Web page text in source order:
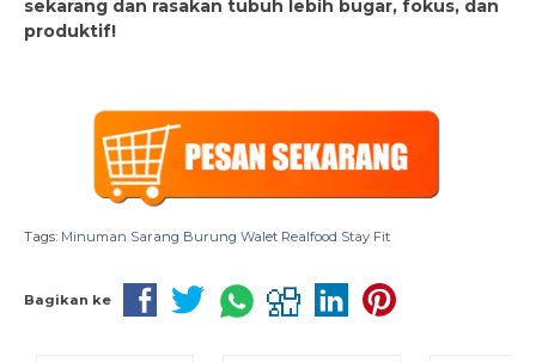
sekarang dan rasakan tubuh lebih bugar, fokus, dan
produktif!
Tags: Minuman Sarang Burung Walet Realfood Stay Fit
Bagikan ke